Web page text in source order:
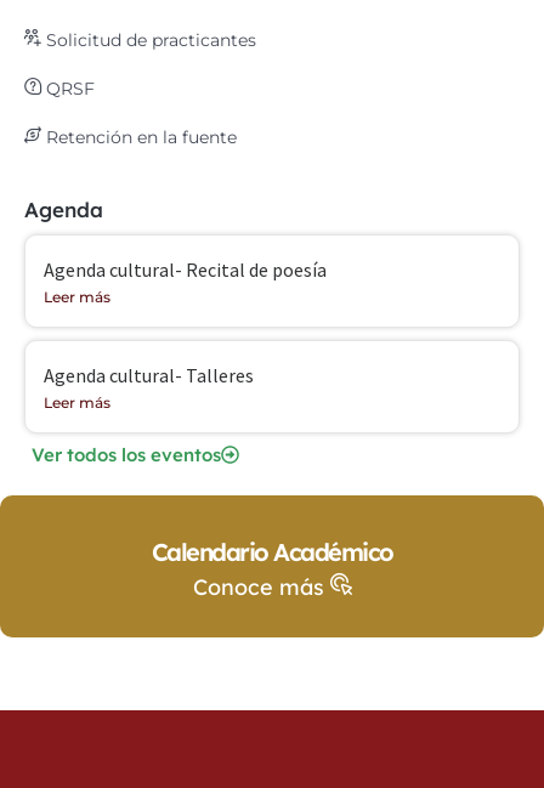
Solicitud de practicantes
QRSF
Retención en la fuente
Agenda
Agenda cultural- Recital de poesía
Leer más
Agenda cultural- Talleres
Leer más
Ver todos los eventos
Calendario Académico
Conoce más